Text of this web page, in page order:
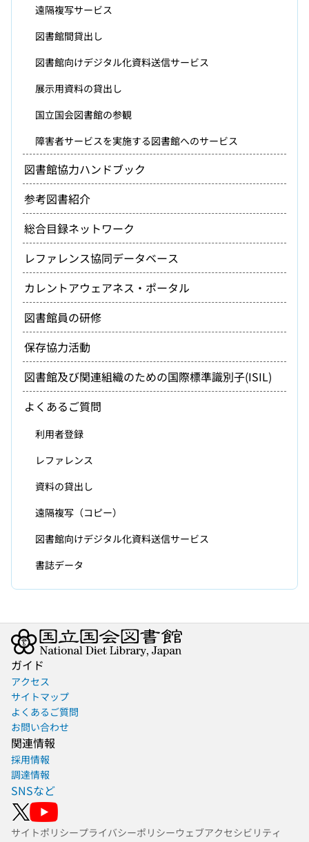
遠隔複写サービス
図書館間貸出し
図書館向けデジタル化資料送信サービス
展示用資料の貸出し
国立国会図書館の参観
障害者サービスを実施する図書館へのサービス
図書館協力ハンドブック
参考図書紹介
総合目録ネットワーク
レファレンス協同データベース
カレントアウェアネス・ポータル
図書館員の研修
保存協力活動
図書館及び関連組織のための国際標準識別子(ISIL)
よくあるご質問
利用者登録
レファレンス
資料の貸出し
遠隔複写（コピー）
図書館向けデジタル化資料送信サービス
書誌データ
ガイド
アクセス
サイトマップ
よくあるご質問
お問い合わせ
関連情報
採用情報
調達情報
SNSなど
サイトポリシープライバシーポリシーウェブアクセシビリティ